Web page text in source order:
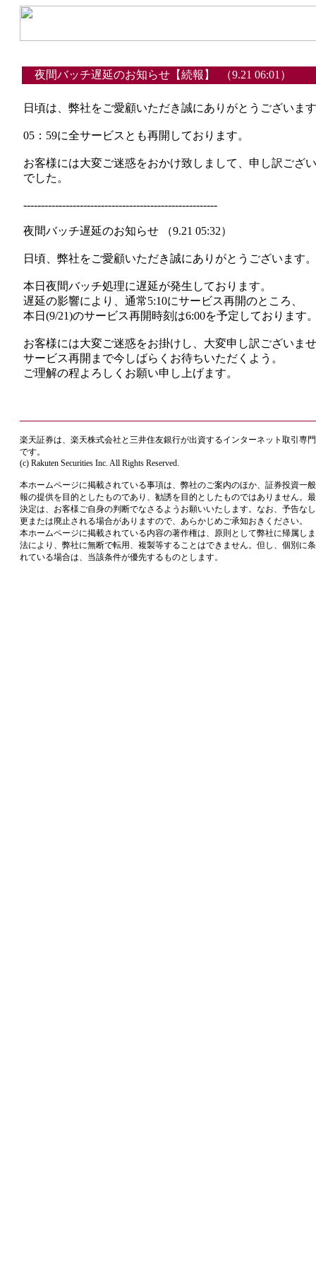
夜間バッチ遅延のお知らせ【続報】 （9.21 06:01）
日頃は、弊社をご愛顧いただき誠にありがとうございま
05：59に全サービスとも再開しております。
お客様には大変ご迷惑をおかけ致しまして、申し訳ござ
でした。
-------------------------------------------------------
夜間バッチ遅延のお知らせ （9.21 05:32）
日頃、弊社をご愛顧いただき誠にありがとうございます。
本日夜間バッチ処理に遅延が発生しております。
遅延の影響により、通常5:10にサービス再開のところ、
本日(9/21)のサービス再開時刻は6:00を予定しております
お客様には大変ご迷惑をお掛けし、大変申し訳ございま
サービス再開まで今しばらくお待ちいただくよう。
ご理解の程よろしくお願い申し上げます。
楽天証券は、楽天株式会社と三井住友銀行が出資するインターネット取引専
です。
(c) Rakuten Securities Inc. All Rights Reserved.
本ホームページに掲載されている事項は、弊社のご案内のほか、証券投資一
報の提供を目的としたものであり、勧誘を目的としたものではありません。
決定は、お客様ご自身の判断でなさるようお願いいたします。なお、予告な
更または廃止される場合がありますので、あらかじめご承知おきください。
本ホームページに掲載されている内容の著作権は、原則として弊社に帰属し
法により、弊社に無断で転用、複製等することはできません。但し、個別に
れている場合は、当該条件が優先するものとします。